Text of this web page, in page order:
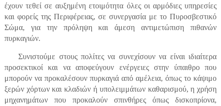
έχουν τεθεί σε αυξημένη ετοιμότητα όλες οι αρμόδιες υπηρεσίες
και φορείς της Περιφέρειας, σε συνεργασία με το Πυροσβεστικό
Σώμα, για την πρόληψη και άμεση αντιμετώπιση πιθανών
πυρκαγιών.
Συνιστούμε στους πολίτες να συνεχίσουν να είναι ιδιαίτερα
προσεκτικοί και να αποφεύγουν ενέργειες στην ύπαιθρο που
μπορούν να προκαλέσουν πυρκαγιά από αμέλεια, όπως το κάψιμο
ξερών χόρτων και κλαδιών ή υπολειμμάτων καθαρισμού, η χρήση
μηχανημάτων που προκαλούν σπινθήρες όπως δισκοπρίονα,